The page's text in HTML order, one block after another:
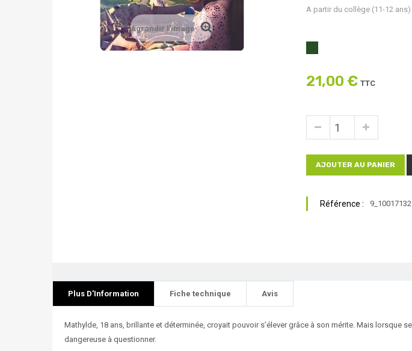
Agrandir l'image
A partir du collège (11-12 ans)
21,00 € TTC
AJOUTER AU PANIER
Référence : 9_10017132
Plus D'Information Fiche technique Avis
Mathylde, 18 ans, brillante et déterminée, croyait pouvoir s’élever grâce à son mérite. Mais lorsque
dangereuse à questionner.